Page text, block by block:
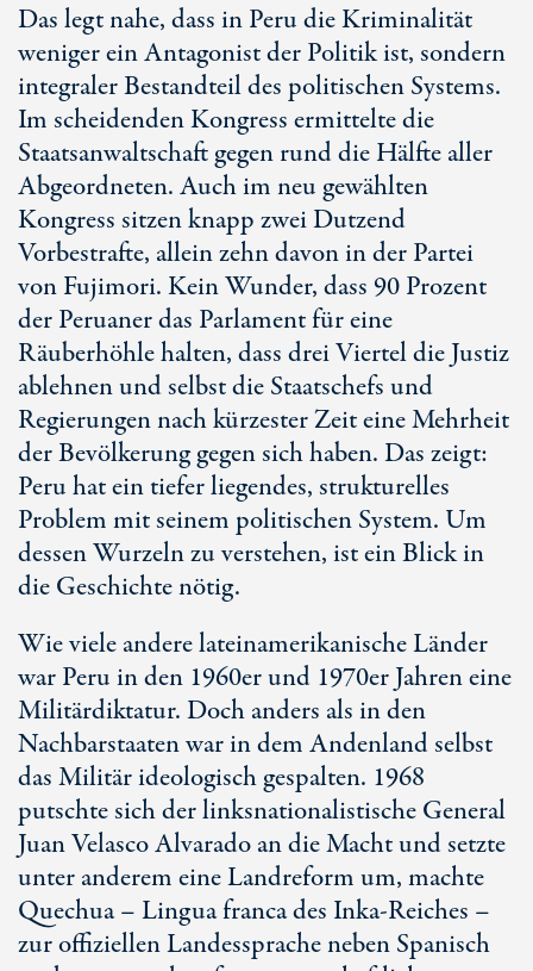
Das legt nahe, dass in Peru die Kriminalität
weniger ein Antagonist der Politik ist, sondern
integraler Bestandteil des politischen Systems.
Im scheidenden Kongress ermittelte die
Staatsanwaltschaft gegen rund die Hälfte aller
Abgeordneten. Auch im neu gewählten
Kongress sitzen knapp zwei Dutzend
Vorbestrafte, allein zehn davon in der Partei
von Fujimori. Kein Wunder, dass 90 Prozent
der Peruaner das Parlament für eine
Räuberhöhle halten, dass drei Viertel die Justiz
ablehnen und selbst die Staatschefs und
Regierungen nach kürzester Zeit eine Mehrheit
der Bevölkerung gegen sich haben. Das zeigt:
Peru hat ein tiefer liegendes, strukturelles
Problem mit seinem politischen System. Um
dessen Wurzeln zu verstehen, ist ein Blick in
die Geschichte nötig.
Wie viele andere lateinamerikanische Länder
war Peru in den 1960er und 1970er Jahren eine
Militärdiktatur. Doch anders als in den
Nachbarstaaten war in dem Andenland selbst
das Militär ideologisch gespalten. 1968
putschte sich der linksnationalistische General
Juan Velasco Alvarado an die Macht und setzte
unter anderem eine Landreform um, machte
Quechua – Lingua franca des Inka-Reiches –
zur offiziellen Landessprache neben Spanisch